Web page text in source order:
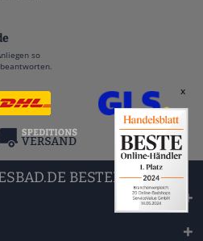
so
BESTER BAD
x